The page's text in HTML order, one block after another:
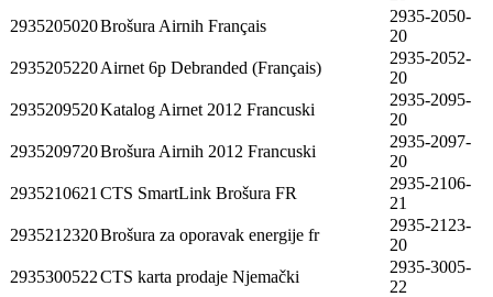
2935205020Brošura Airnih Français
2935-2050-
20
2935205220Airnet 6p Debranded (Français)
2935-2052-
20
2935209520Katalog Airnet 2012 Francuski
2935-2095-
20
2935209720Brošura Airnih 2012 Francuski
2935-2097-
20
2935210621 CTS SmartLink Brošura FR
2935-2106-
21
2935212320Brošura za oporavak energije fr
2935-2123-
20
2935300522CTS karta prodaje Njemački
2935-3005-
22